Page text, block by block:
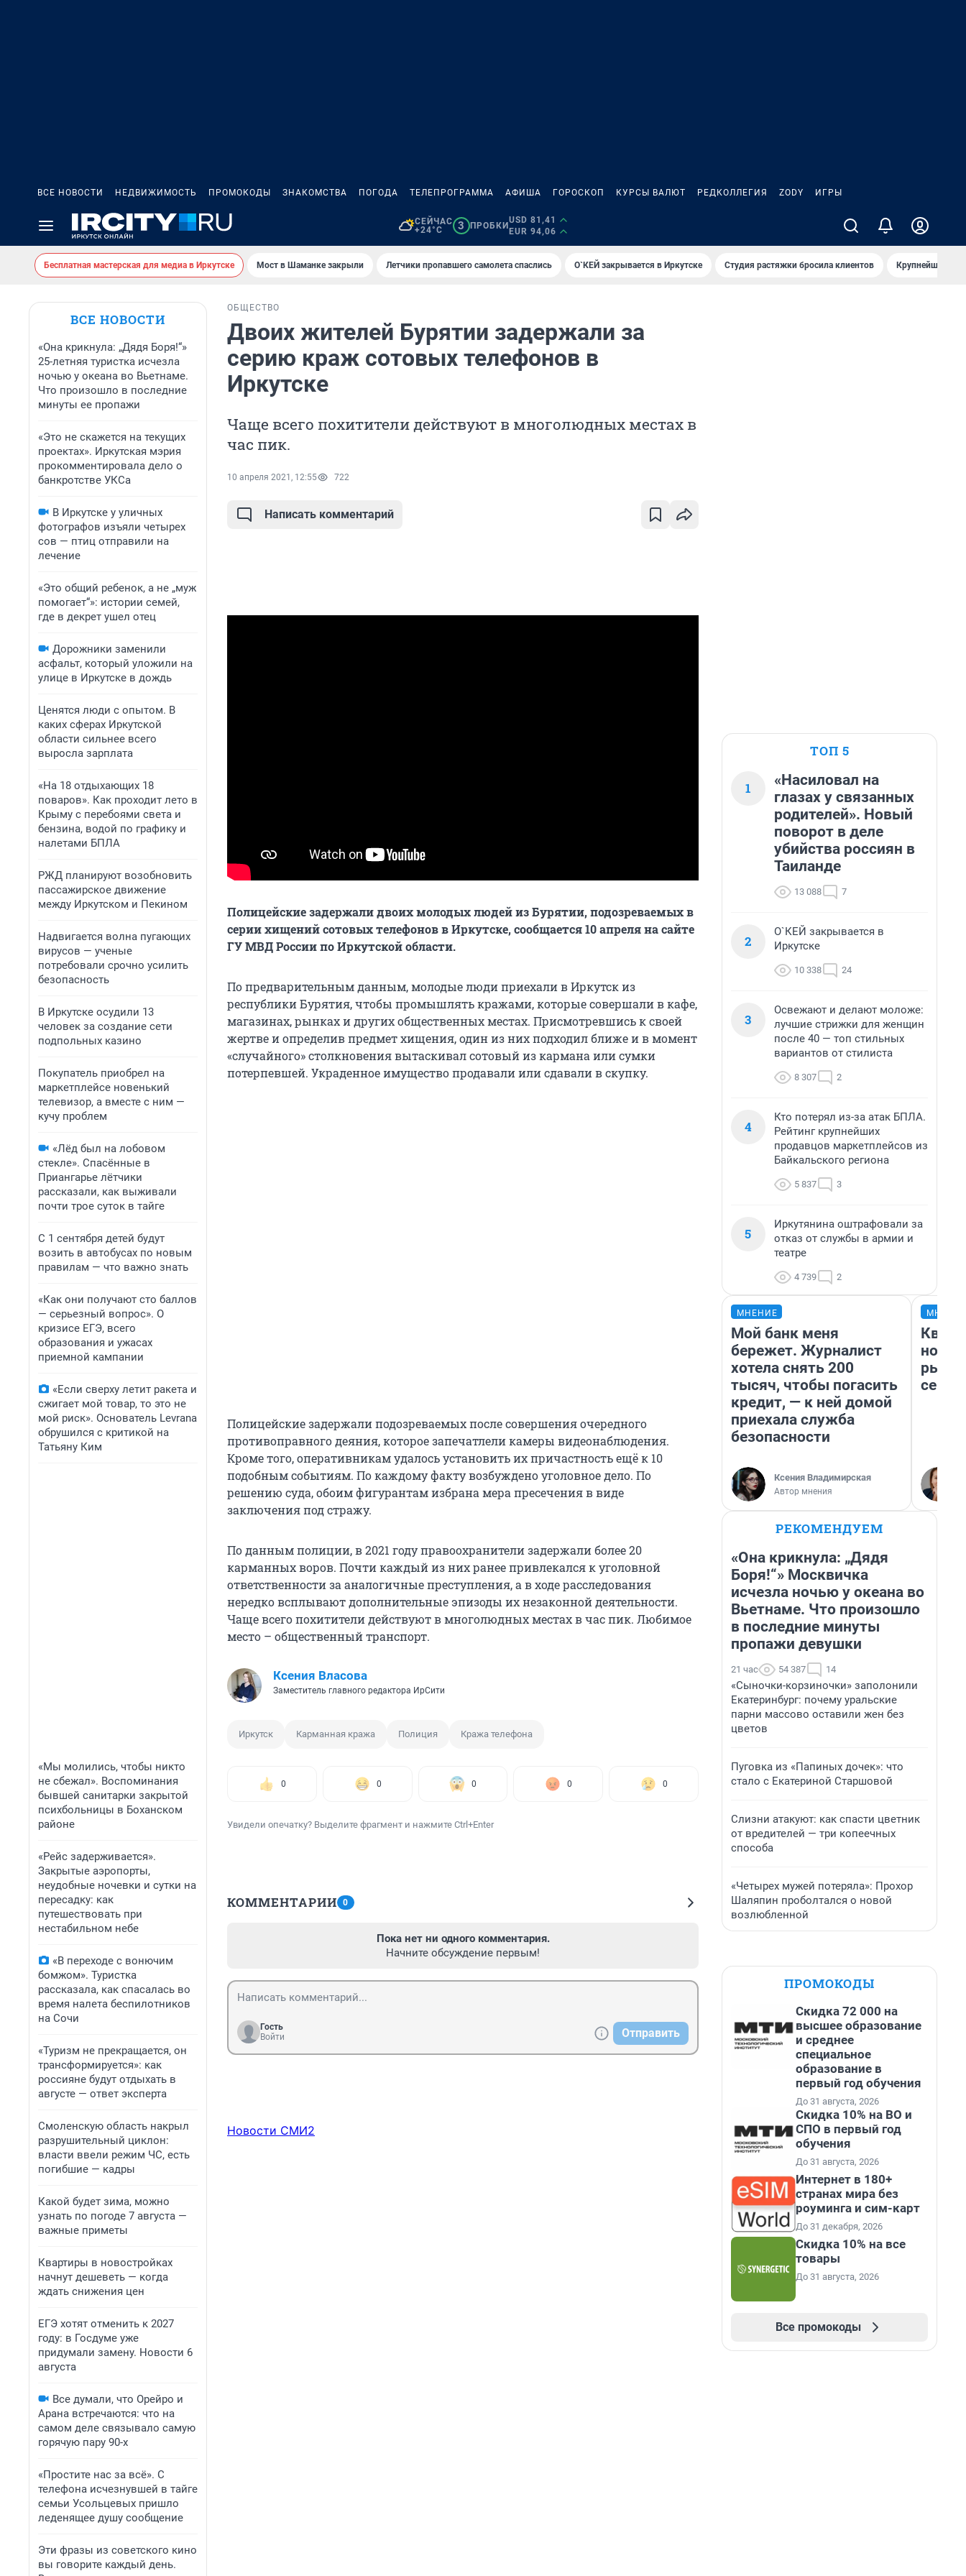
ВСЕ НОВОСТИ НЕДВИЖИМОСТЬ ПРОМОКОДЫ ЗНАКОМСТВА ПОГОДА ТЕЛЕПРОГРАММА АФИША ГОРОСКОП КУРСЫ ВАЛЮТ РЕДКОЛЛЕГИЯ ZODY ИГРЫ
СЕЙЧАС
+24°C
3 ПРОБКИ
USD 81,41
EUR 94,06
Бесплатная мастерская для медиа в Иркутске Мост в Шаманке закрыли Летчики пропавшего самолета спаслись О`КЕЙ закрывается в Иркутске Студия растяжки бросила клиентов Крупнейшие
ВСЕ НОВОСТИ
«Она крикнула: „Дядя Боря!“»
25-летняя туристка исчезла
ночью у океана во Вьетнаме.
Что произошло в последние
минуты ее пропажи
«Это не скажется на текущих
проектах». Иркутская мэрия
прокомментировала дело о
банкротстве УКСа
В Иркутске у уличных
фотографов изъяли четырех
сов — птиц отправили на
лечение
«Это общий ребенок, а не „муж
помогает“»: истории семей,
где в декрет ушел отец
Дорожники заменили
асфальт, который уложили на
улице в Иркутске в дождь
Ценятся люди с опытом. В
каких сферах Иркутской
области сильнее всего
выросла зарплата
«На 18 отдыхающих 18
поваров». Как проходит лето в
Крыму с перебоями света и
бензина, водой по графику и
налетами БПЛА
РЖД планируют возобновить
пассажирское движение
между Иркутском и Пекином
Надвигается волна пугающих
вирусов — ученые
потребовали срочно усилить
безопасность
В Иркутске осудили 13
человек за создание сети
подпольных казино
Покупатель приобрел на
маркетплейсе новенький
телевизор, а вместе с ним —
кучу проблем
«Лёд был на лобовом
стекле». Спасённые в
Приангарье лётчики
рассказали, как выживали
почти трое суток в тайге
С 1 сентября детей будут
возить в автобусах по новым
правилам — что важно знать
«Как они получают сто баллов
— серьезный вопрос». О
кризисе ЕГЭ, всего
образования и ужасах
приемной кампании
«Если сверху летит ракета и
сжигает мой товар, то это не
мой риск». Основатель Levrana
обрушился с критикой на
Татьяну Ким
«Мы молились, чтобы никто
не сбежал». Воспоминания
бывшей санитарки закрытой
психбольницы в Боханском
районе
«Рейс задерживается».
Закрытые аэропорты,
неудобные ночевки и сутки на
пересадку: как
путешествовать при
нестабильном небе
«В переходе с вонючим
бомжом». Туристка
рассказала, как спасалась во
время налета беспилотников
на Сочи
«Туризм не прекращается, он
трансформируется»: как
россияне будут отдыхать в
августе — ответ эксперта
Смоленскую область накрыл
разрушительный циклон:
власти ввели режим ЧС, есть
погибшие — кадры
Какой будет зима, можно
узнать по погоде 7 августа —
важные приметы
Квартиры в новостройках
начнут дешеветь — когда
ждать снижения цен
ЕГЭ хотят отменить к 2027
году: в Госдуме уже
придумали замену. Новости 6
августа
Все думали, что Орейро и
Арана встречаются: что на
самом деле связывало самую
горячую пару 90-х
«Простите нас за всё». С
телефона исчезнувшей в тайге
семьи Усольцевых пришло
леденящее душу сообщение
Эти фразы из советского кино
вы говорите каждый день.
ОБЩЕСТВО
Двоих жителей Бурятии задержали за
серию краж сотовых телефонов в
Иркутске
Чаще всего похитители действуют в многолюдных местах в
час пик.
10 апреля 2021, 12:55 722
Написать комментарий
Полицейские задержали двоих молодых людей из Бурятии, подозреваемых в
серии хищений сотовых телефонов в Иркутске, сообщается 10 апреля на сайте
ГУ МВД России по Иркутской области.
По предварительным данным, молодые люди приехали в Иркутск из
республики Бурятия, чтобы промышлять кражами, которые совершали в кафе,
магазинах, рынках и других общественных местах. Присмотревшись к своей
жертве и определив предмет хищения, один из них подходил ближе и в момент
«случайного» столкновения вытаскивал сотовый из кармана или сумки
потерпевшей. Украденное имущество продавали или сдавали в скупку.
Полицейские задержали подозреваемых после совершения очередного
противоправного деяния, которое запечатлели камеры видеонаблюдения.
Кроме того, оперативникам удалось установить их причастность ещё к 10
подобным событиям. По каждому факту возбуждено уголовное дело. По
решению суда, обоим фигурантам избрана мера пресечения в виде
заключения под стражу.
По данным полиции, в 2021 году правоохранители задержали более 20
карманных воров. Почти каждый из них ранее привлекался к уголовной
ответственности за аналогичные преступления, а в ходе расследования
нередко всплывают дополнительные эпизоды их незаконной деятельности.
Чаще всего похитители действуют в многолюдных местах в час пик. Любимое
место – общественный транспорт.
Ксения Власова
Заместитель главного редактора ИрСити
Иркутск Карманная кража Полиция Кража телефона
0 0 0 0 0
Увидели опечатку? Выделите фрагмент и нажмите Ctrl+Enter
КОММЕНТАРИИ 0
Пока нет ни одного комментария.
Начните обсуждение первым!
Гость
Войти
Отправить
Новости СМИ2
ТОП 5
1
«Насиловал на
глазах у связанных
родителей». Новый
поворот в деле
убийства россиян в
Таиланде
13 088 7
2
О`КЕЙ закрывается в
Иркутске
10 338 24
3
Освежают и делают моложе:
лучшие стрижки для женщин
после 40 — топ стильных
вариантов от стилиста
8 307 2
4
Кто потерял из-за атак БПЛА.
Рейтинг крупнейших
продавцов маркетплейсов из
Байкальского региона
5 837 3
5
Иркутянина оштрафовали за
отказ от службы в армии и
театре
4 739 2
МНЕНИЕ
Мой банк меня
бережет. Журналист
хотела снять 200
тысяч, чтобы погасить
кредит, — к ней домой
приехала служба
безопасности
Ксения Владимирская
Автор мнения
но
РЕКОМЕНДУЕМ
«Она крикнула: „Дядя
Боря!“» Москвичка
исчезла ночью у океана во
Вьетнаме. Что произошло
в последние минуты
пропажи девушки
21 час 54 387 14
«Сыночки-корзиночки» заполонили
Екатеринбург: почему уральские
парни массово оставили жен без
цветов
Пуговка из «Папиных дочек»: что
стало с Екатериной Старшовой
Слизни атакуют: как спасти цветник
от вредителей — три копеечных
способа
«Четырех мужей потеряла»: Прохор
Шаляпин проболтался о новой
возлюбленной
ПРОМОКОДЫ
Скидка 72 000 на
высшее образование
и среднее
специальное
образование в
первый год обучения
До 31 августа, 2026
Скидка 10% на ВО и
СПО в первый год
обучения
До 31 августа, 2026
Интернет в 180+
странах мира без
роуминга и сим-карт
До 31 декабря, 2026
Скидка 10% на все
товары
До 31 августа, 2026
Все промокоды